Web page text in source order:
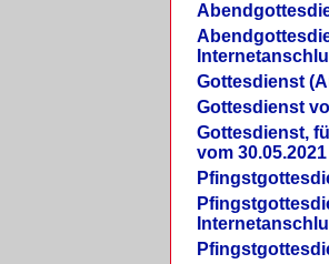
Gottesdienst
Gottesdienst
Gottesdienst,
vom 30.05.2021